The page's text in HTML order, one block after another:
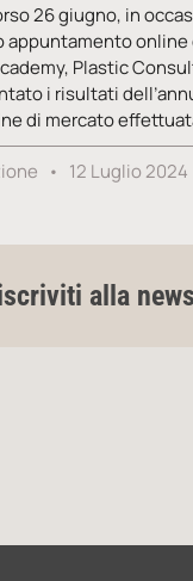
26 giugno, in
appuntamento online
Plastic
i risultati
di mercato
12 Luglio 2024
alla